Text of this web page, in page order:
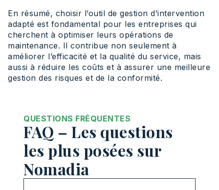
En résumé, choisir l’outil de gestion d’intervention
adapté est fondamental pour les entreprises qui
cherchent à optimiser leurs opérations de
maintenance. Il contribue non seulement à
améliorer l’efficacité et la qualité du service, mais
aussi à réduire les coûts et à assurer une meilleure
gestion des risques et de la conformité.
QUESTIONS FRÉQUENTES
FAQ – Les questions
les plus posées sur
Nomadia